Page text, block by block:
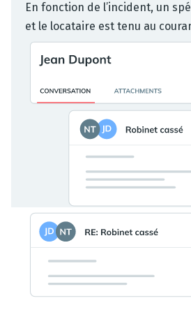
En fonction de l’incident, un
et le locataire est tenu au